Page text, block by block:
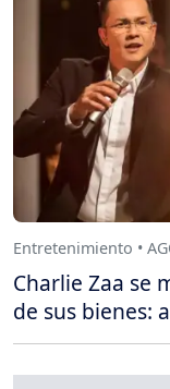
Entretenimiento •
Charlie Zaa se
de sus bienes: